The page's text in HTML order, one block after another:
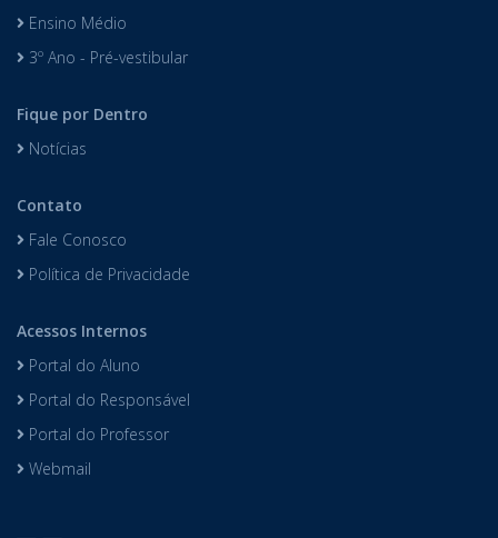
Ensino Médio
3º Ano - Pré-vestibular
Fique por Dentro
Notícias
Contato
Fale Conosco
Política de Privacidade
Acessos Internos
Portal do Aluno
Portal do Responsável
Portal do Professor
Webmail